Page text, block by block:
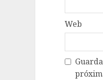
Web